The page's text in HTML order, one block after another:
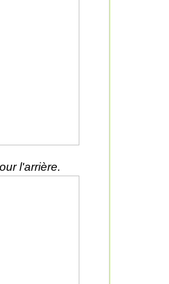
l'arrière.